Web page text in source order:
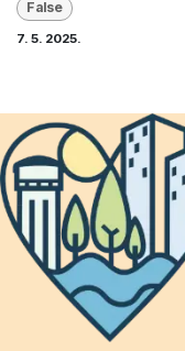
False
7. 5. 2025.